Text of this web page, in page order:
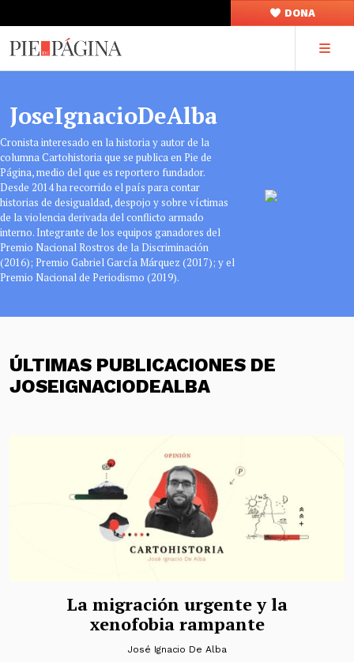
DONA
JoseIgnacioDeAlba
Cronista interesado en la historia y autor de la
columna Cartohistoria que se publica en Pie de
Página, medio del que es reportero fundador.
Desde 2014 ha recorrido el país para contar
historias de desigualdad, despojo y sobre víctimas
de la violencia derivada del conflicto armado
interno. Integrante de los equipos ganadores del
Premio Nacional Rostros de la Discriminación
(2016); Premio Gabriel García Márquez (2017); y el
Premio Nacional de Periodismo (2019).
ÚLTIMAS PUBLICACIONES DE
JOSEIGNACIODEALBA
La migración urgente y la
xenofobia rampante
José Ignacio De Alba